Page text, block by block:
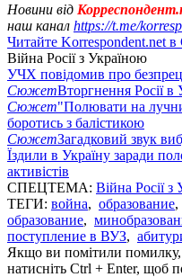
Новини від
наш канал https://t.me/
Читайте Korrespondent.net
Війна Росії з Україною
УЧХ повідомив про
СюжетВторгнення Росії в
Сюжет"Полювати на
боротись з балістикою
СюжетЗагадковий звук
Їздили в Україну заради
активістів
СПЕЦТЕМА: Війна Росії з
ТЕГИ: война, образование,
образование,
поступление в ВУЗ,
Якщо ви помітили помилку,
натисніть Ctrl + Enter, щоб